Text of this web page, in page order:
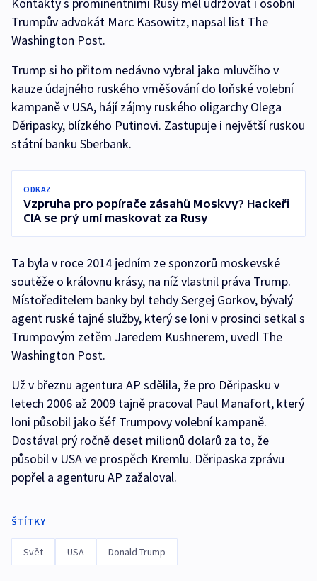
Kontakty s prominentními Rusy měl udržovat i osobní
Trumpův advokát Marc Kasowitz, napsal list The
Washington Post.
Trump si ho přitom nedávno vybral jako mluvčího v
kauze údajného ruského vměšování do loňské volební
kampaně v USA, hájí zájmy ruského oligarchy Olega
Děripasky, blízkého Putinovi. Zastupuje i největší ruskou
státní banku Sberbank.
ODKAZ
Vzpruha pro popírače zásahů Moskvy? Hackeři
CIA se prý umí maskovat za Rusy
Ta byla v roce 2014 jedním ze sponzorů moskevské
soutěže o královnu krásy, na níž vlastnil práva Trump.
Místoředitelem banky byl tehdy Sergej Gorkov, bývalý
agent ruské tajné služby, který se loni v prosinci setkal s
Trumpovým zetěm Jaredem Kushnerem, uvedl The
Washington Post.
Už v březnu agentura AP sdělila, že pro Děripasku v
letech 2006 až 2009 tajně pracoval Paul Manafort, který
loni působil jako šéf Trumpovy volební kampaně.
Dostával prý ročně deset milionů dolarů za to, že
působil v USA ve prospěch Kremlu. Děripaska zprávu
popřel a agenturu AP zažaloval.
ŠTÍTKY
Svět USA Donald Trump